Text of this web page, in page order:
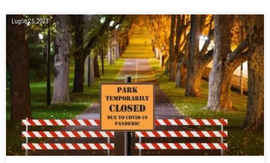
Luglio 25, 2023